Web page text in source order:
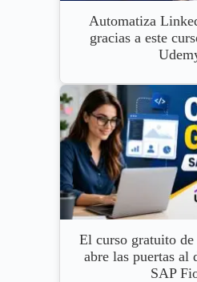
Automatiza
gracias a este
El curso gratuito
abre las puertas al
SAP